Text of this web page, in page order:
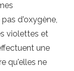
d'oxygène,
violettes et
une
qu'elles ne